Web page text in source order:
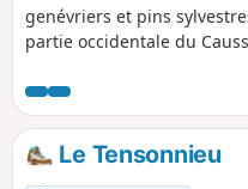
Hourtous et son panaroma
avec pourquoi pas, une
genévriers et pins
partie occidentale du
Le Tensonnieu